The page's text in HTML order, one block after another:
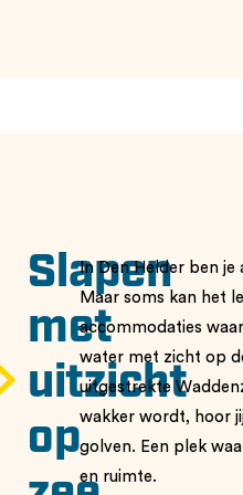
Slapen
met
uitzicht
op
In Den Helder ben
Maar soms kan het
accommodaties
water met zicht op
uitgestrekte
wakker wordt, hoor
golven. Een plek
en ruimte.